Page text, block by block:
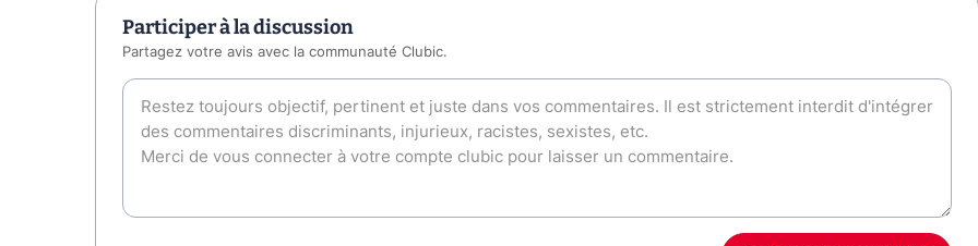
Participer à la discussion
Partagez votre avis avec la communauté Clubic.